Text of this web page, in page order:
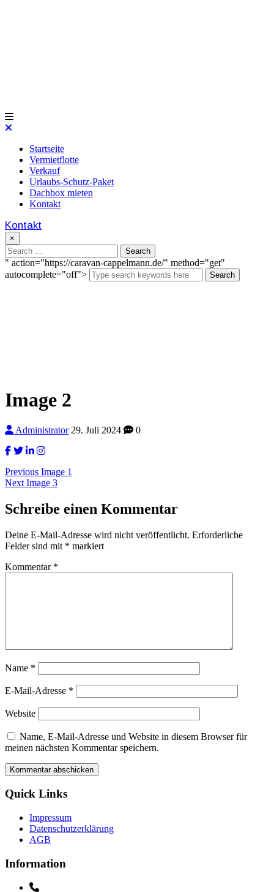
Startseite
Vermietflotte
Verkauf
Urlaubs-Schutz-Paket
Dachbox mieten
Kontakt
Kontakt
×
" action="https://caravan-cappelmann.de/" method="get"
autocomplete="off">
Search
Image 2
Administrator 29. Juli 2024 0
Beitragsnavigation
Previous Previous
post:
Image 1
Next Next
Image 3
Schreibe einen Kommentar
Deine E-Mail-Adresse wird nicht veröffentlicht. Erforderliche
Felder sind mit * markiert
Kommentar *
Name *
E-Mail-Adresse *
Website
Name, E-Mail-Adresse und Website in diesem Browser für
meinen nächsten Kommentar speichern.
Quick Links
Impressum
Datenschutzerklärung
AGB
Information